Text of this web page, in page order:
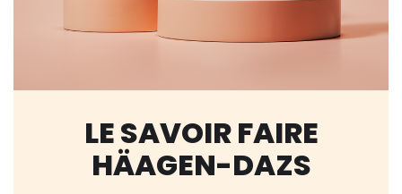
LE SAVOIR FAIRE
HÄAGEN-DAZS